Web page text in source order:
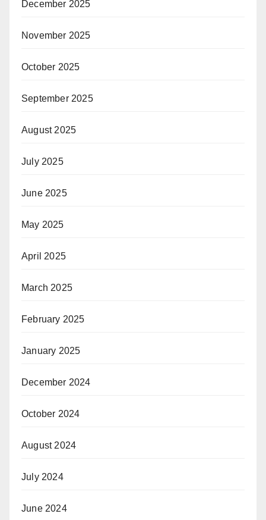
December 2025
November 2025
October 2025
September 2025
August 2025
July 2025
June 2025
May 2025
April 2025
March 2025
February 2025
January 2025
December 2024
October 2024
August 2024
July 2024
June 2024